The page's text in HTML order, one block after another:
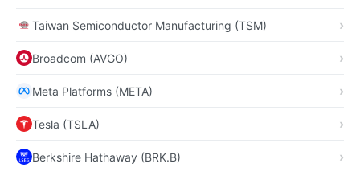
Taiwan Semiconductor Manufacturing (TSM)
Broadcom (AVGO)
Meta Platforms (META)
Tesla (TSLA)
Berkshire Hathaway (BRK.B)